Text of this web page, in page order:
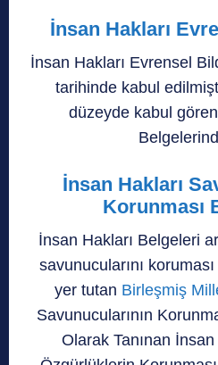
İnsan Hakları
İnsan Hakları Evrensel
tarihinde kabul
düzeyde kabul
İnsan Hakları
Korunması
İnsan Hakları Belgeleri
savunucularını
yer tutan Birleşmiş
Savunucularının
Olarak Tanınan